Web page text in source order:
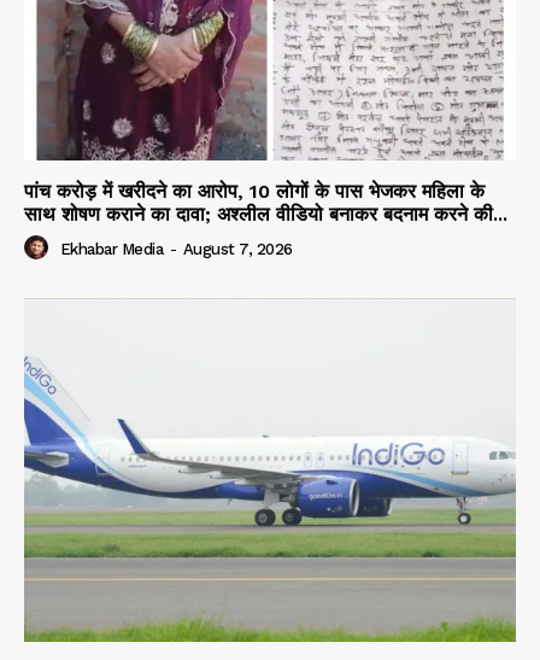
पांच करोड़ में खरीदने का आरोप, 10 लोगों के पास भेजकर महिला के
साथ शोषण कराने का दावा; अश्लील वीडियो बनाकर बदनाम करने की...
Ekhabar Media - August 7, 2026